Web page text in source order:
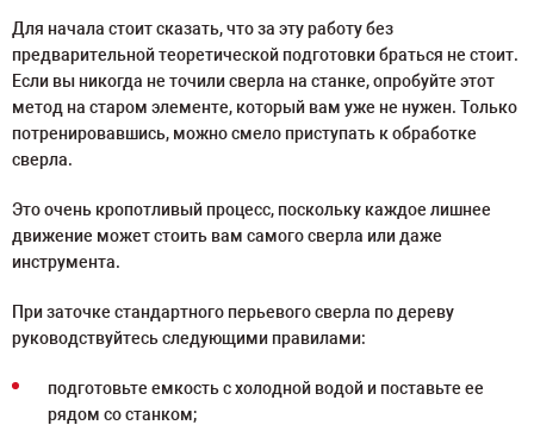
Для начала стоит сказать, что за эту работу без
предварительной теоретической подготовки браться не стоит.
Если вы никогда не точили сверла на станке, опробуйте этот
метод на старом элементе, который вам уже не нужен. Только
потренировавшись, можно смело приступать к обработке
сверла.
Это очень кропотливый процесс, поскольку каждое лишнее
движение может стоить вам самого сверла или даже
инструмента.
При заточке стандартного перьевого сверла по дереву
руководствуйтесь следующими правилами:
подготовьте емкость с холодной водой и поставьте ее
рядом со станком;